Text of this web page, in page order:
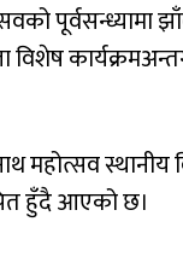
पूर्वसन्ध्यामा
विशेष
महोत्सव स्थानीय
हुँदै आएको छ।